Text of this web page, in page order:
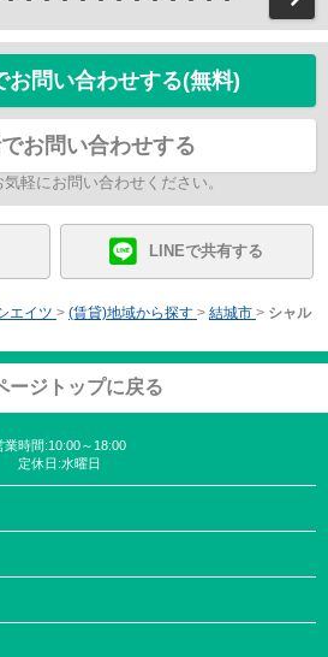
お問い合わせする(無料)
お問い合わせする
軽にお問い合わせください。
LINEで共有する
エイツ > (賃貸)地域から探す > 結城市 > シャル
ージトップに戻る
業時間:10:00～18:00
定休日:水曜日